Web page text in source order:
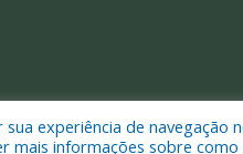
a Prefeitura Municipal de
experiência de
mais informações sobre